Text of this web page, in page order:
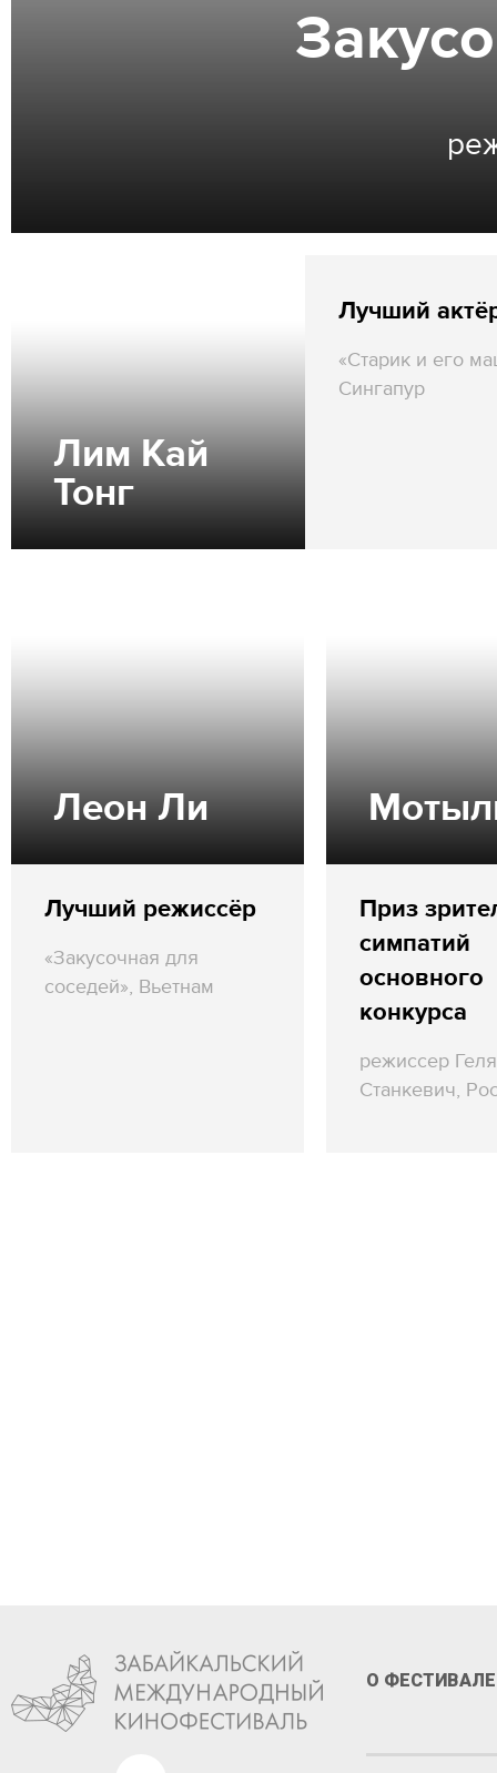
Лим Кай
Тонг
Лучший
«Старик и его
Сингапур
Леон Ли
Лучший режиссёр
«Закусочная для
соседей», Вьетнам
Приз
симпатий
основного
конкурса
режиссер Геля
Станкевич,
О ФЕСТИВАЛЕ